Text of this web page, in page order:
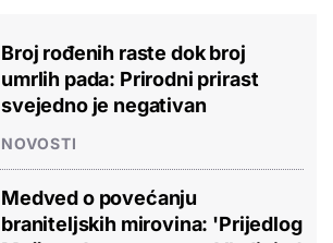
Broj rođenih raste dok broj
umrlih pada: Prirodni prirast
svejedno je negativan
NOVOSTI
Medved o povećanju
braniteljskih mirovina: 'Prijedlog